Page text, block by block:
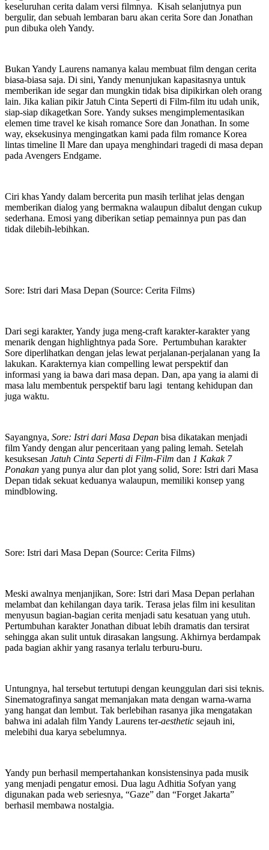
keseluruhan cerita dalam versi filmnya. Kisah selanjutnya pun
bergulir, dan sebuah lembaran baru akan cerita Sore dan Jonathan
pun dibuka oleh Yandy.
Bukan Yandy Laurens namanya kalau membuat film dengan cerita
biasa-biasa saja. Di sini, Yandy menunjukan kapasitasnya untuk
memberikan ide segar dan mungkin tidak bisa dipikirkan oleh orang
lain. Jika kalian pikir Jatuh Cinta Seperti di Film-film itu udah unik,
siap-siap dikagetkan Sore. Yandy sukses mengimplementasikan
elemen time travel ke kisah romance Sore dan Jonathan. In some
way, eksekusinya mengingatkan kami pada film romance Korea
lintas timeline Il Mare dan upaya menghindari tragedi di masa depan
pada Avengers Endgame.
Ciri khas Yandy dalam bercerita pun masih terlihat jelas dengan
memberikan dialog yang bermakna walaupun dibalut dengan cukup
sederhana. Emosi yang diberikan setiap pemainnya pun pas dan
tidak dilebih-lebihkan.
Sore: Istri dari Masa Depan (Source: Cerita Films)
Dari segi karakter, Yandy juga meng-craft karakter-karakter yang
menarik dengan highlightnya pada Sore. Pertumbuhan karakter
Sore diperlihatkan dengan jelas lewat perjalanan-perjalanan yang Ia
lakukan. Karakternya kian compelling lewat perspektif dan
informasi yang ia bawa dari masa depan. Dan, apa yang ia alami di
masa lalu membentuk perspektif baru lagi tentang kehidupan dan
juga waktu.
Sayangnya, Sore: Istri dari Masa Depan bisa dikatakan menjadi
film Yandy dengan alur penceritaan yang paling lemah. Setelah
kesuksesan Jatuh Cinta Seperti di Film-Film dan 1 Kakak 7
Ponakan yang punya alur dan plot yang solid, Sore: Istri dari Masa
Depan tidak sekuat keduanya walaupun, memiliki konsep yang
mindblowing.
Sore: Istri dari Masa Depan (Source: Cerita Films)
Meski awalnya menjanjikan, Sore: Istri dari Masa Depan perlahan
melambat dan kehilangan daya tarik. Terasa jelas film ini kesulitan
menyusun bagian-bagian cerita menjadi satu kesatuan yang utuh.
Pertumbuhan karakter Jonathan dibuat lebih dramatis dan tersirat
sehingga akan sulit untuk dirasakan langsung. Akhirnya berdampak
pada bagian akhir yang rasanya terlalu terburu-buru.
Untungnya, hal tersebut tertutupi dengan keunggulan dari sisi teknis.
Sinematografinya sangat memanjakan mata dengan warna-warna
yang hangat dan lembut. Tak berlebihan rasanya jika mengatakan
bahwa ini adalah film Yandy Laurens ter-aesthetic sejauh ini,
melebihi dua karya sebelumnya.
Yandy pun berhasil mempertahankan konsistensinya pada musik
yang menjadi pengatur emosi. Dua lagu Adhitia Sofyan yang
digunakan pada web seriesnya, “Gaze” dan “Forget Jakarta”
berhasil membawa nostalgia.